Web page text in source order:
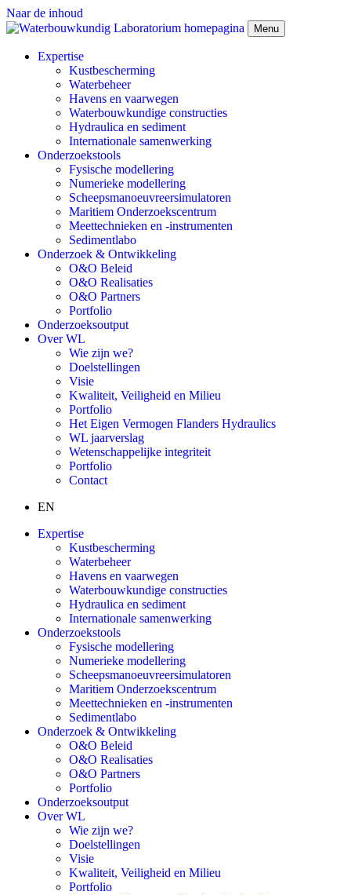
Naar de inhoud
Menu
Expertise
Kustbescherming
Waterbeheer
Havens en vaarwegen
Waterbouwkundige constructies
Hydraulica en sediment
Internationale samenwerking
Onderzoekstools
Fysische modellering
Numerieke modellering
Scheepsmanoeuvreersimulatoren
Maritiem Onderzoekscentrum
Meettechnieken en -instrumenten
Sedimentlabo
Onderzoek & Ontwikkeling
O&O Beleid
O&O Realisaties
O&O Partners
Portfolio
Onderzoeksoutput
Over WL
Wie zijn we?
Doelstellingen
Visie
Kwaliteit, Veiligheid en Milieu
Portfolio
Het Eigen Vermogen Flanders Hydraulics
WL jaarverslag
Wetenschappelijke integriteit
Portfolio
Contact
EN
Expertise
Kustbescherming
Waterbeheer
Havens en vaarwegen
Waterbouwkundige constructies
Hydraulica en sediment
Internationale samenwerking
Onderzoekstools
Fysische modellering
Numerieke modellering
Scheepsmanoeuvreersimulatoren
Maritiem Onderzoekscentrum
Meettechnieken en -instrumenten
Sedimentlabo
Onderzoek & Ontwikkeling
O&O Beleid
O&O Realisaties
O&O Partners
Portfolio
Onderzoeksoutput
Over WL
Wie zijn we?
Doelstellingen
Visie
Kwaliteit, Veiligheid en Milieu
Portfolio